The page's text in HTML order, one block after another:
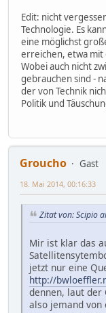
Edit: nicht
Technologie. Es
eine möglichst
erreichen, etwa mit
Wobei auch nicht
gebrauchen sind -
der von Technik
Politik und
Groucho
Gast
18. Mai 2014, 00:16:33
Zitat von: Scipio
Mir ist klar das
jetzt nur eine
http://
dennen, laut der
also jemand von